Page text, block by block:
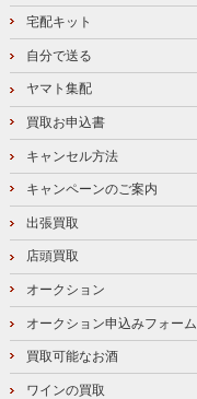
宅配キット
自分で送る
ヤマト集配
買取お申込書
キャンセル方法
キャンペーンのご案内
出張買取
店頭買取
オークション
オークション申込みフォーム
買取可能なお酒
ワインの買取